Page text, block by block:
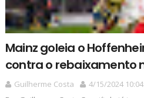
Mainz goleia o
contra o rebaixamento
Guilherme Costa
4/15/2024